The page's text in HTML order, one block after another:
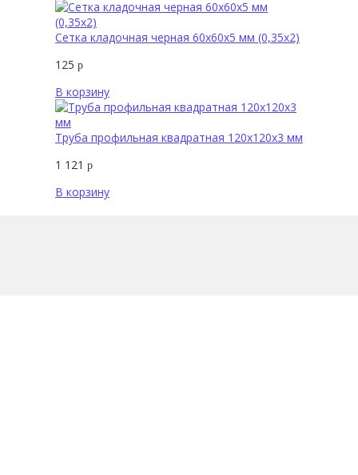
Сетка кладочная черная 60х60х5 мм (0,35х2)
125 р
В корзину
Труба профильная квадратная 120х120х3 мм
1 121 р
В корзину